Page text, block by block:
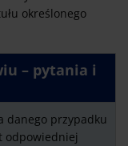
określonego
– pytania i
danego przypadku
odpowiedniej